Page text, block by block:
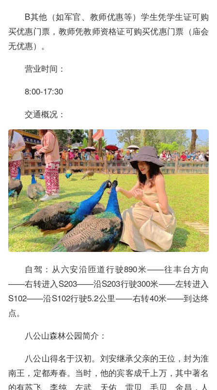
B其他（如军官、教师优惠等）学生凭学生证可购
买优惠门票，教师凭教师资格证可购买优惠门票（庙会
无优惠）。
营业时间：
8:00-17:30
交通概况：
自驾：从六安沿匝道行驶890米——往丰台方向
——右转进入S203——沿S203行驶300米——左转进入
S102——沿S102行驶5.2公里——右转40米——到达终
点。
八公山森林公园简介：
八公山得名于汉初。刘安继承父亲的王位，封为淮
南王，定都寿春。当时，他的宾客成千上万，其中著名
的有苏飞、李纯、左武、天佑、雷贝、毛贝、金昌，人